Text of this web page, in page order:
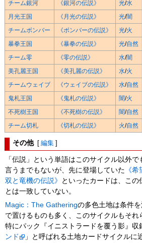
チーム銀河 《銀河の伝説》 光/水
月光王国
《月光の伝説》 光/闇
チームボンバー
《ボンバーの伝説》 光/火
暴拳王国
《暴拳の伝説》 光/自然
チーム零
《零の伝説》 水/闇
美孔麗王国
《美孔麗の伝説》 水/火
チームウェイブ
《ウェイブの伝説》 水/自然
鬼札王国
《鬼札の伝説》 闇/火
不死樹王国
《不死樹の伝説》 闇/自然
チーム切札
《切札の伝説》 火/自然
その他 [ 編集 ]
「伝説」という単語はこのサイクル以外で
言うまでもないが、先に登場していた 《
双と竜機の伝説》
といったカードは、こ
とは一致していない。
Magic：The Gatheringの多色土地は条件
で置けるものも多く、このサイクルもそれ
特にパック『イニストラードを覆う影』収
ンド
」と呼ばれる土地カードサイクルに